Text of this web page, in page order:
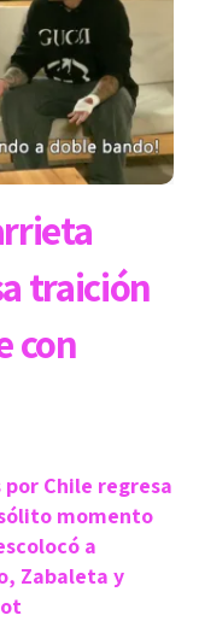
traición
con
por Chile regresa
momento
a
Zabaleta y